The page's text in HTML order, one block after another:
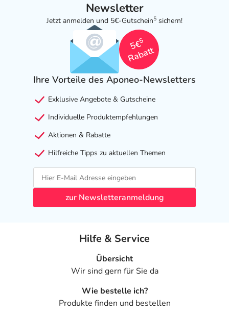
Newsletter
Jetzt anmelden und 5€-Gutschein5 sichern!
5€
5
Rabatt
Ihre Vorteile des Aponeo-Newsletters
Exklusive Angebote & Gutscheine
Individuelle Produktempfehlungen
Aktionen & Rabatte
Hilfreiche Tipps zu aktuellen Themen
zur Newsletteranmeldung
Hilfe & Service
Übersicht
Wir sind gern für Sie da
Wie bestelle ich?
Produkte finden und bestellen